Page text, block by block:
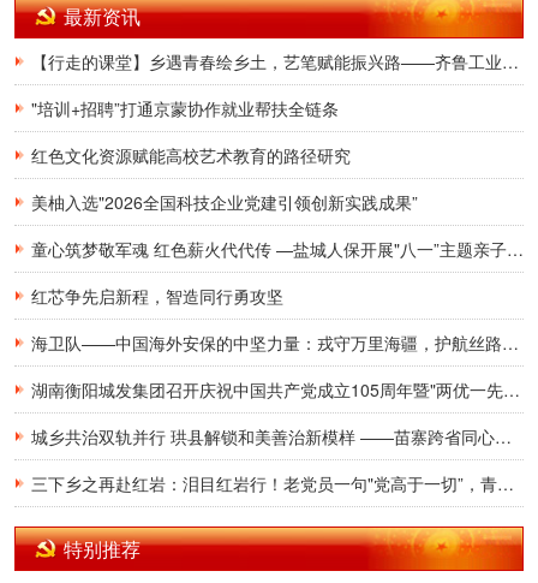
最新资讯
【行走的课堂】乡遇青春绘乡土，艺笔赋能振兴路——齐鲁工业大学艺术设计学院"七彩烛光”服务队开展暑期文旅志愿服务(1)
"培训+招聘”打通京蒙协作就业帮扶全链条
红色文化资源赋能高校艺术教育的路径研究
美柚入选"2026全国科技企业党建引领创新实践成果”
童心筑梦敬军魂 红色薪火代代传 —盐城人保开展"八一”主题亲子研学活动
红芯争先启新程，智造同行勇攻坚
海卫队——中国海外安保的中坚力量：戎守万里海疆，护航丝路征途
湖南衡阳城发集团召开庆祝中国共产党成立105周年暨"两优一先”表彰大会
城乡共治双轨并行 珙县解锁和美善治新模样 ——苗寨跨省同心筑家园 社区小厅盛满百姓温情
三下乡之再赴红岩：泪目红岩行！老党员一句"党高于一切”，青年志愿者潸然泪下
特别推荐